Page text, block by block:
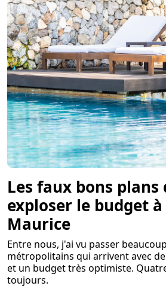
Les faux bons
exploser le budget
Maurice
Entre nous, j'ai vu passer
métropolitains qui arrivent avec
et un budget très optimiste.
toujours.